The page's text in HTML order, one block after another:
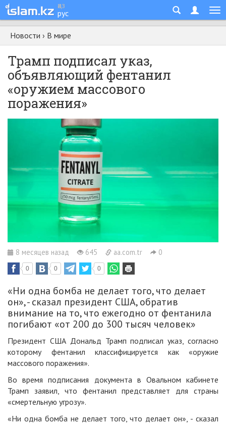
қаз
рус
Новости › В мире
Трамп подписал указ,
объявляющий фентанил
«оружием массового
поражения»
8 месяцев назад 645 aa.com.tr 0
0 0 0
«Ни одна бомба не делает того, что делает
он», - сказал президент США, обратив
внимание на то, что ежегодно от фентанила
погибают «от 200 до 300 тысяч человек»
Президент США Дональд Трамп подписал указ, согласно
которому фентанил классифицируется как «оружие
массового поражения».
Во время подписания документа в Овальном кабинете
Трамп заявил, что фентанил представляет для страны
«смертельную угрозу».
«Ни одна бомба не делает того, что делает он», - сказал